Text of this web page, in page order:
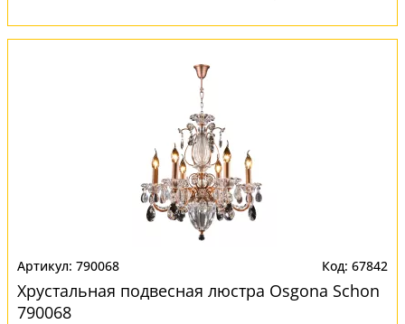
790068 67842
Хрустальная подвесная люстра Osgona Schon
790068